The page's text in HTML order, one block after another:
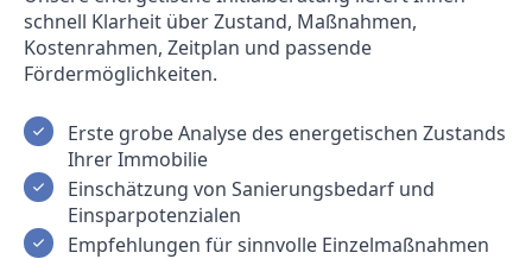
schnell Klarheit über Zustand, Maßnahmen,
Kostenrahmen, Zeitplan und passende
Fördermöglichkeiten.
Erste grobe Analyse des energetischen Zustands
Ihrer Immobilie
Einschätzung von Sanierungsbedarf und
Einsparpotenzialen
Empfehlungen für sinnvolle Einzelmaßnahmen